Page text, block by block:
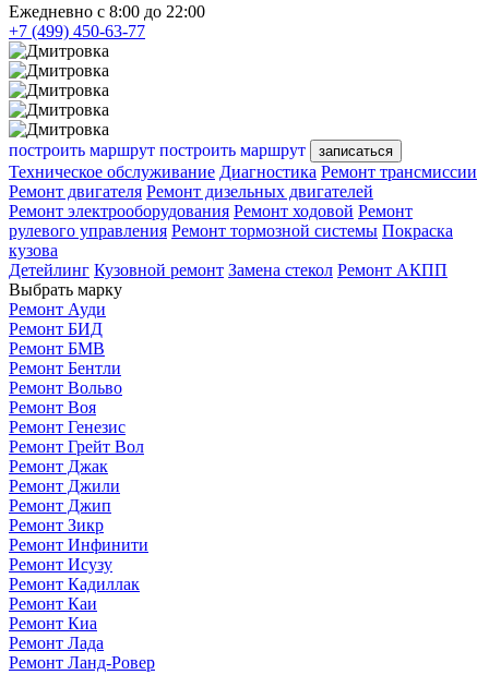
Ежедневно с 8:00 до 22:00
+7 (499) 450-63-77
построить маршрут построить маршрут записаться
Техническое обслуживание Диагностика Ремонт трансмиссии
Ремонт двигателя Ремонт дизельных двигателей
Ремонт электрооборудования Ремонт ходовой Ремонт
рулевого управления Ремонт тормозной системы Покраска
кузова
Детейлинг Кузовной ремонт Замена стекол Ремонт АКПП
Выбрать марку
Ремонт Ауди
Ремонт БИД
Ремонт БМВ
Ремонт Бентли
Ремонт Вольво
Ремонт Воя
Ремонт Генезис
Ремонт Грейт Вол
Ремонт Джак
Ремонт Джили
Ремонт Джип
Ремонт Зикр
Ремонт Инфинити
Ремонт Исузу
Ремонт Кадиллак
Ремонт Каи
Ремонт Киа
Ремонт Лада
Ремонт Ланд-Ровер